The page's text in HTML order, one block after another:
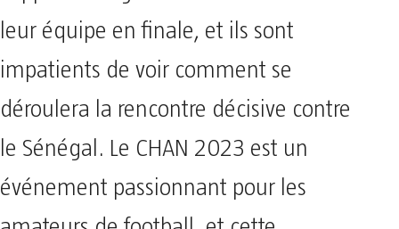
leur équipe en finale, et ils sont
impatients de voir comment se
déroulera la rencontre décisive contre
le Sénégal. Le CHAN 2023 est un
événement passionnant pour les